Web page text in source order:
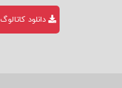
دانلود کاتالوگ